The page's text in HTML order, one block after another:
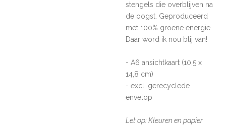
stengels die overblijven na
de oogst. Geproduceerd
met 100% groene energie.
Daar word ik nou blij van!
- A6 ansichtkaart (10,5 x
14,8 cm)
- excl. gerecyclede
envelop
Let op: Kleuren en papier